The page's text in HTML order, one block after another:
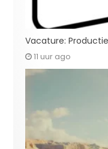
Vacature:
11 uur ago